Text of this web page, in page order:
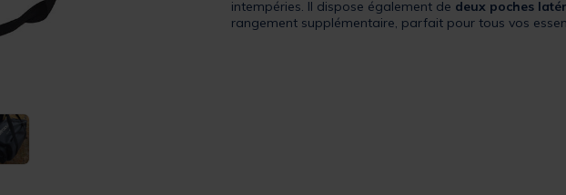
intempéries. Il dispose également de deux poches
rangement supplémentaire, parfait pour tous vos